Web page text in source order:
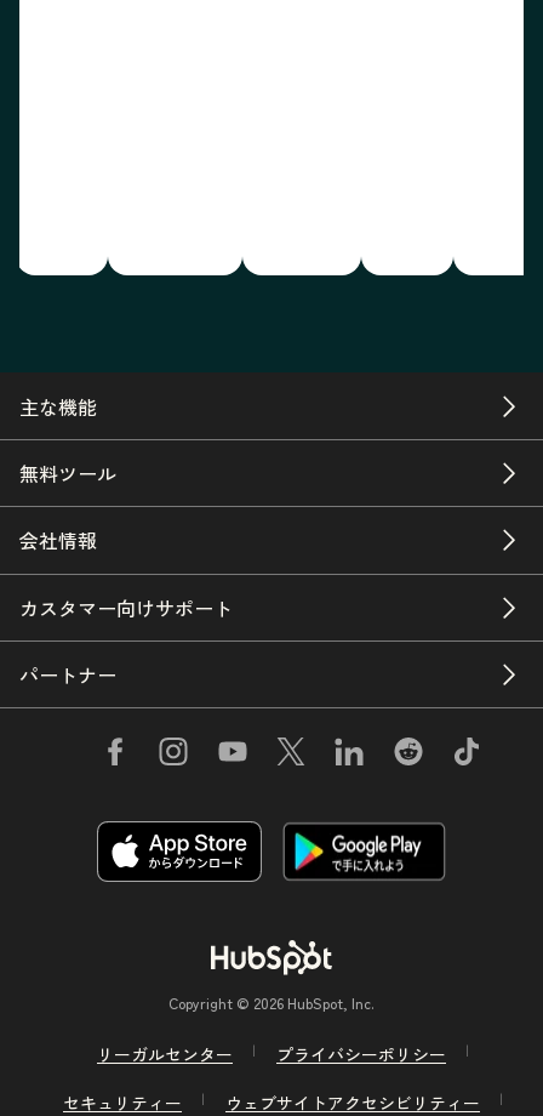
主な機能
無料ツール
会社情報
カスタマー向けサポート
パートナー
Copyright © 2026 HubSpot, Inc.
リーガルセンター
プライバシーポリシー
セキュリティー
ウェブサイトアクセシビリティー